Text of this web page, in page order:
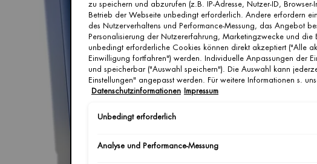
zu speichern und abzurufen (z.B. IP-Adresse, Nutzer-ID,
Betrieb der Webseite unbedingt erforderlich. Andere erfordern
des Nutzerverhaltens und Performance-Messung, das Angebot
Personalisierung der Nutzererfahrung, Marketingzwecke und
unbedingt erforderliche Cookies können direkt akzeptiert ("Alle
Einwilligung fortfahren") werden. Individuelle Anpassungen der
und speicherbar ("Auswahl speichern"). Die Auswahl kann
Einstellungen" angepasst werden. Für weitere Informationen s.
Datenschutzinformationen
Impressum
Unbedingt erforderlich
Analyse und Performance-Messung